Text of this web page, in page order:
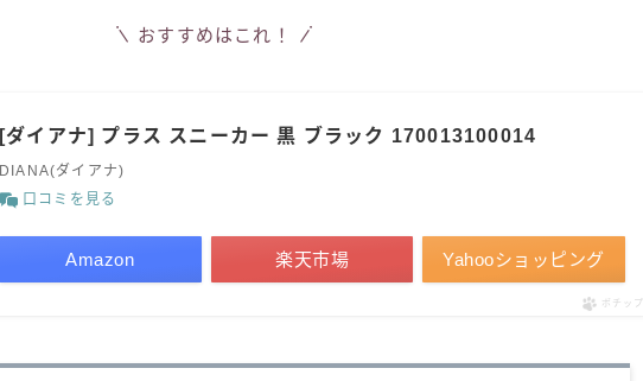
おすすめはこれ！
[ダイアナ] プラス スニーカー 黒 ブラック 170013100014
DIANA(ダイアナ)
口コミを見る
Amazon 楽天市場 Yahooショッピング
ポチップ